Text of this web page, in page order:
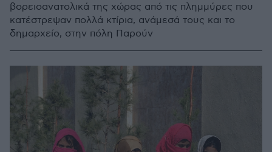
βορειοανατολικά της χώρας από τις πλημμύρες που
κατέστρεψαν πολλά κτίρια, ανάμεσά τους και το
δημαρχείο, στην πόλη Παρούν